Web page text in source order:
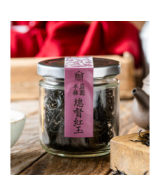
NT$2,380。NT$1,980。